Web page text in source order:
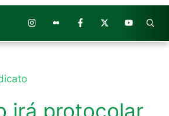
irá protocolar